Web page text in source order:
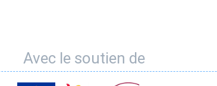
Avec le soutien de